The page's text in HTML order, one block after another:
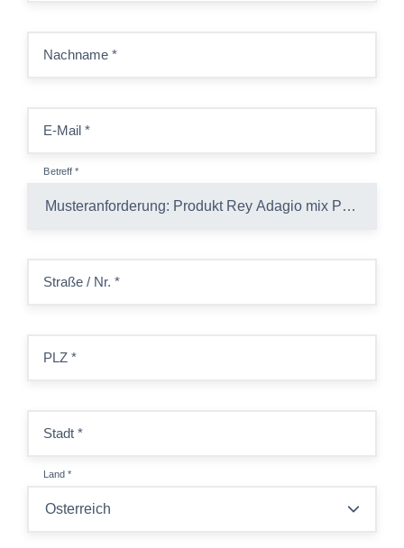
Nachname *
E-Mail *
Betreff*
Straße / Nr. *
PLZ *
Stadt *
Land *